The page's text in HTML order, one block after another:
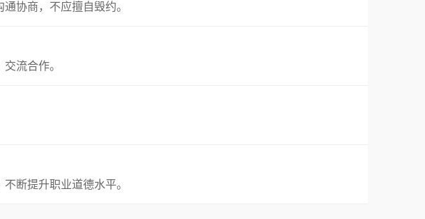
协商，不应擅自毁约。
流合作。
断提升职业道德水平。